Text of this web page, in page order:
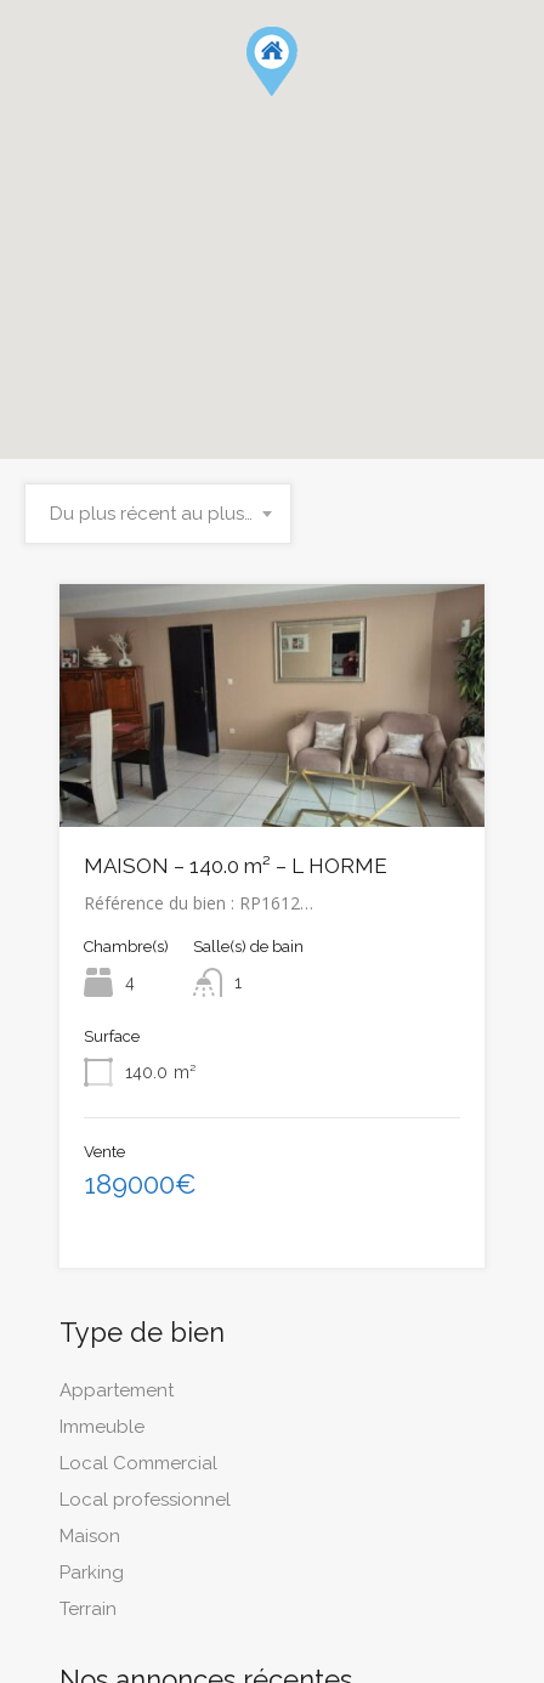
Du plus récent au plus ancien
MAISON – 140.0 m² – L HORME
Référence du bien : RP1612…
Chambre(s)
4
Salle(s) de bain
1
Surface
140.0 m²
Vente
189000€
Type de bien
Appartement
Immeuble
Local Commercial
Local professionnel
Maison
Parking
Terrain